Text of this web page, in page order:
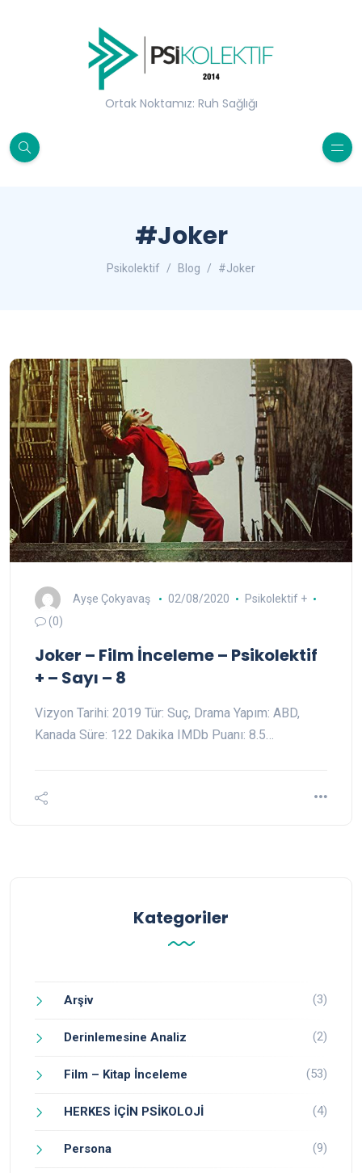
Ortak Noktamız: Ruh Sağlığı
#Joker
Psikolektif Blog #Joker
Ayşe Çokyavaş 02/08/2020
Psikolektif +
(0)
Joker – Film İnceleme – Psikolektif
+ – Sayı – 8
Vizyon Tarihi: 2019 Tür: Suç, Drama Yapım: ABD,
Kanada Süre: 122 Dakika IMDb Puanı: 8.5…
Kategoriler
Arşiv (3)
Derinlemesine Analiz (2)
Film – Kitap İnceleme (53)
HERKES İÇİN PSİKOLOJİ (4)
Persona (9)